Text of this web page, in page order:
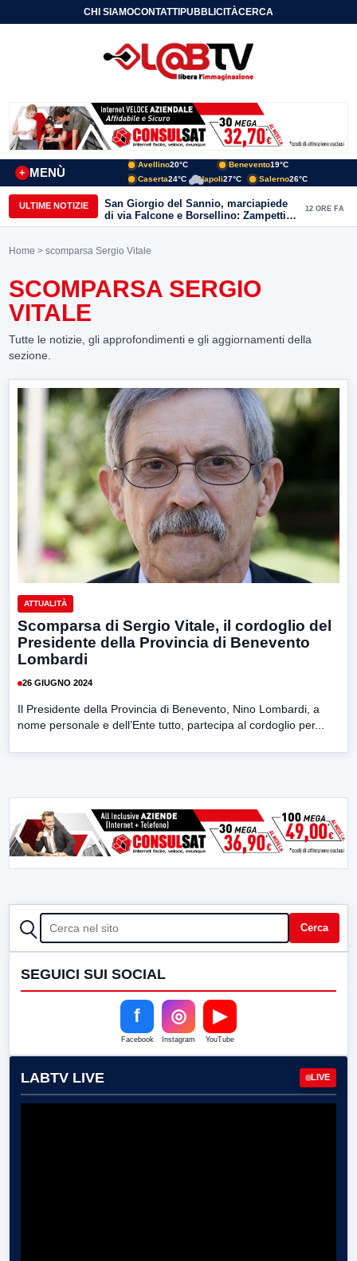
CHI SIAMOCONTATTIPUBBLICITÀCERCA
MENÙ
+
Avellino20°C Benevento19°C
Caserta24°C Napoli27°C Salerno26°C
ULTIME NOTIZIE
San Giorgio del Sannio, marciapiede
di via Falcone e Borsellino: Zampetti e
Lombardi replicano alle polemiche
12 ORE FA
Home > scomparsa Sergio Vitale
SCOMPARSA SERGIO
VITALE
Tutte le notizie, gli approfondimenti e gli aggiornamenti della
sezione.
ATTUALITÀ
Scomparsa di Sergio Vitale, il cordoglio del
Presidente della Provincia di Benevento
Lombardi
26 GIUGNO 2024
Il Presidente della Provincia di Benevento, Nino Lombardi, a
nome personale e dell’Ente tutto, partecipa al cordoglio per...
CERCA Cerca
SEGUICI SUI SOCIAL
f
Facebook
◎
Instagram
▶
YouTube
LABTV LIVE LIVE